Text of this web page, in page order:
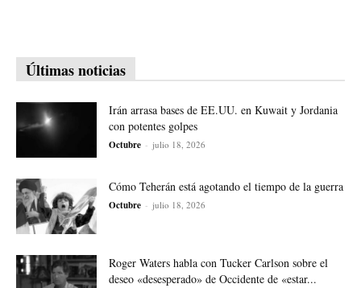
Últimas noticias
Irán arrasa bases de EE.UU. en Kuwait y Jordania
con potentes golpes
Octubre - julio 18, 2026
Cómo Teherán está agotando el tiempo de la guerra
Octubre - julio 18, 2026
Roger Waters habla con Tucker Carlson sobre el
deseo «desesperado» de Occidente de «estar...